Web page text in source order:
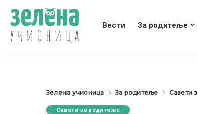
Вести За родитеље
Зелена учионица За родитеље Савети
Савети за родитеље